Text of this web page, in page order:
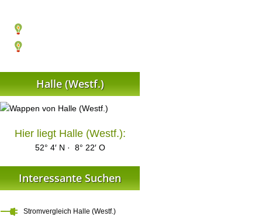
Halle (Westf.)
Hier liegt Halle (Westf.):
52° 4′ N · 8° 22′ O
Interessante Suchen
Stromvergleich Halle (Westf.)